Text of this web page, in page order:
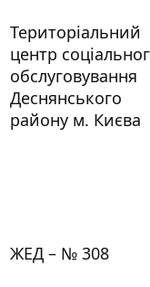
Територіальний
центр
обслуговування
Деснянського
району м. Києва
ЖЕД – № 308